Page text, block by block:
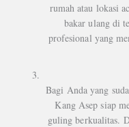
rumah atau lokasi
bakar ulang di
profesional yang
Bagi Anda yang
Kang Asep siap
guling berkualitas.